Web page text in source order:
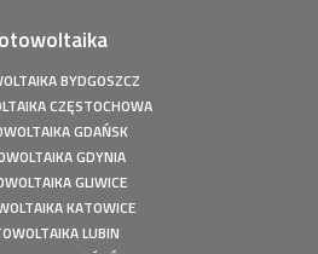
- Instalacja fotowoltaiczna o
fotowoltaiczna o mocy:
Instalacja fotowoltaiczna o mocy:
fotowoltaiczna o mocy:
BYDGOSZCZ
CZĘSTOCHOWA
GDAŃSK
GDYNIA
GLIWICE
KATOWICE
LUBIN